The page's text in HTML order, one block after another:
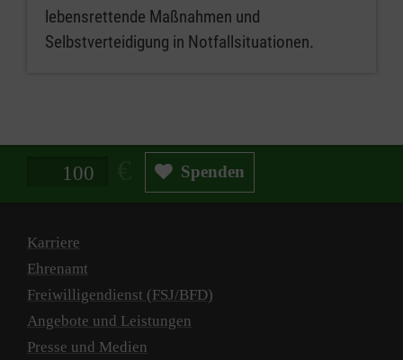
lebensrettende Maßnahmen und
Selbstverteidigung in Notfallsituationen.
Spendenbetrag in Euro Spenden
Karriere
Ehrenamt
Freiwilligendienst (FSJ/BFD)
Angebote und Leistungen
Presse und Medien